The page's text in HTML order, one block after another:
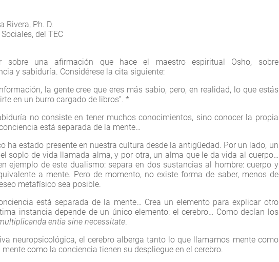
Rivera, Ph. D.
del TEC
sobre una afirmación que hace el maestro espiritual Osho, sobre
y sabiduría. Considérese la cita siguiente:
la gente cree que eres más sabio, pero, en realidad, lo que estás
en un burro cargado de libros”. *
no consiste en tener muchos conocimientos, sino conocer la propia
está separada de la mente…
ha estado presente en nuestra cultura desde la antigüedad. Por un lado, un
soplo de vida llamada alma, y por otra, un alma que le da vida al cuerpo…
ejemplo de este dualismo: separa en dos sustancias al hombre: cuerpo y
a mente. Pero de momento, no existe forma de saber, menos de
metafísico sea posible.
está separada de la mente… Crea un elemento para explicar otro
instancia depende de un único elemento: el cerebro… Como decían los
entia sine necessitate.
neuropsicológica, el cerebro alberga tanto lo que llamamos mente como
como la conciencia tienen su despliegue en el cerebro.